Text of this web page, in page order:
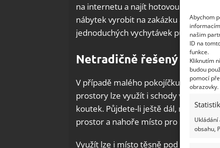
Abychom
našim
ID na
funkce.
Kliknutím
budou
pomocí
obrazovky.
obsahu,
na internetu a najít hotovou sestavu
nábytek vyrobit na zakázku a třetí
jednoduchých vychytávek pustíte
Netradičně řešený
V případě malého pokojíčku je
prostory lze využít i schody vedoucí
koutek. Půjdete-li ještě dál, nechte
prostor a nahoře místo pro postele a
Využít lze i místo těsně pod stropem,